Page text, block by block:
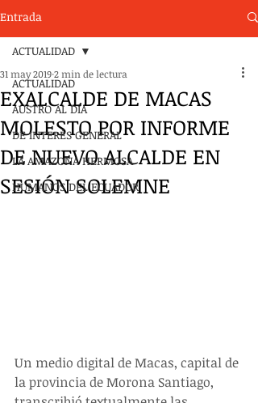
Entrada
ACTUALIDAD
AUSTRO AL DÍA
DE INTERÉS GENERAL
LA AMAZONA HERMOSA
HUMANOS DEL ECUADOR
ACTUALIDAD
EXALCALDE DE MACAS
MOLESTO POR INFORME
DE NUEVO ALCALDE EN
SESIÓN SOLEMNE
31 may 20192 min de lectura
Un medio digital de Macas, capital de
la provincia de Morona Santiago,